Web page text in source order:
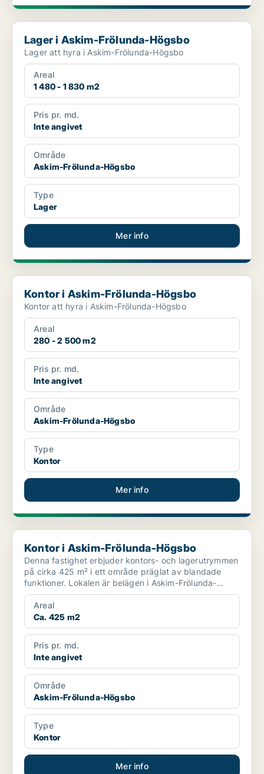
Lager i Askim-Frölunda-Högsbo
Lager i Askim-Frölunda-Högsbo
Lager att hyra i Askim-Frölunda-Högsbo
Areal
1 480 - 1 830 m2
Pris pr. md.
Inte angivet
Område
Askim-Frölunda-Högsbo
Type
Lager
Mer info
Kontor i Askim-Frölunda-Högsbo
Kontor i Askim-Frölunda-Högsbo
Kontor att hyra i Askim-Frölunda-Högsbo
Areal
280 - 2 500 m2
Pris pr. md.
Inte angivet
Område
Askim-Frölunda-Högsbo
Type
Kontor
Mer info
Kontor i Askim-Frölunda-Högsbo
Kontor i Askim-Frölunda-Högsbo
Denna fastighet erbjuder kontors- och lagerutrymmen
på cirka 425 m² i ett område präglat av blandade
funktioner. Lokalen är belägen i Askim-Frölunda-
Högsbo o...
Areal
Ca. 425 m2
Pris pr. md.
Inte angivet
Område
Askim-Frölunda-Högsbo
Type
Kontor
Mer info